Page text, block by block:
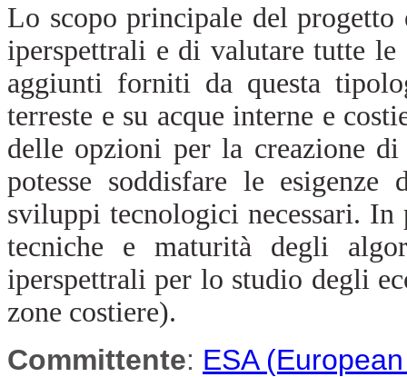
Lo scopo principale del
iperspettrali e di valutare tutte
aggiunti forniti da questa
terreste e su acque interne e
delle opzioni per la creazione
potesse soddisfare le
sviluppi tecnologici necessari.
tecniche e maturità degli
iperspettrali per lo studio degli
zone costiere).
Committente: ESA